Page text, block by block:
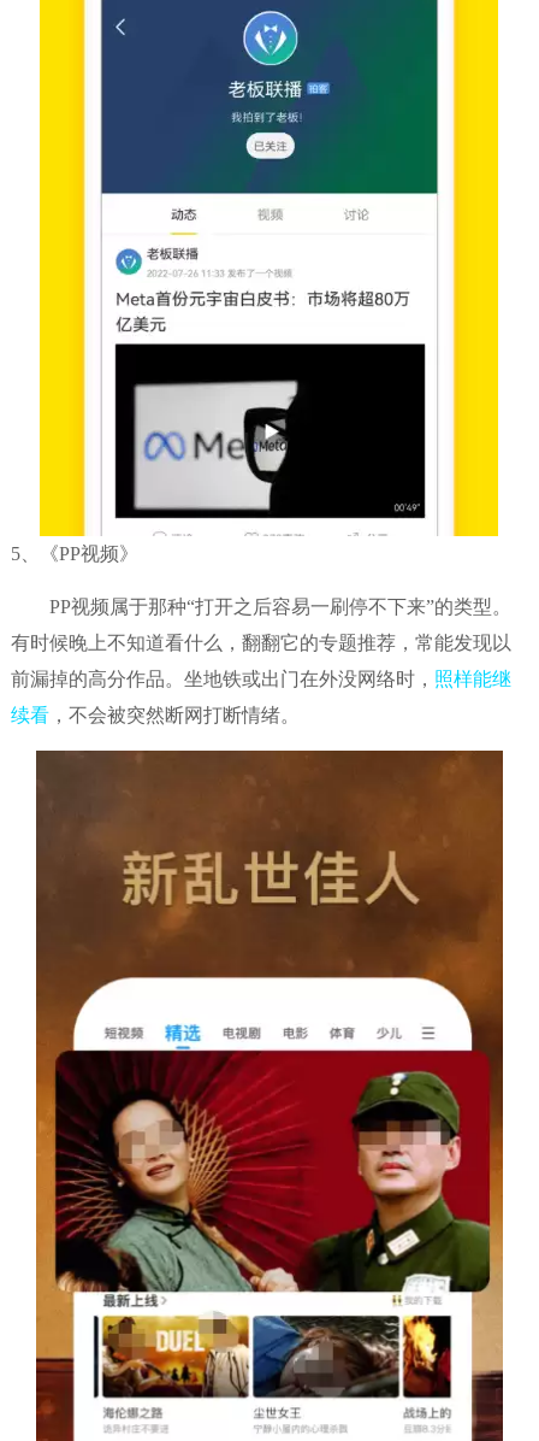
5、《PP视频》
PP视频属于那种“打开之后容易一刷停不下来”的类型。
有时候晚上不知道看什么，翻翻它的专题推荐，常能发现以
前漏掉的高分作品。坐地铁或出门在外没网络时， 照样能继
续看，不会被突然断网打断情绪。